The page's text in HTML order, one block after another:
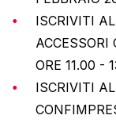
ISCRIVITI
ACCESSORI
ORE 11.00 -
ISCRIVITI